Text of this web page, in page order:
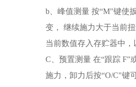
b、峰值测量 按“M"键使
变， 继续施力大于当前
当前数值存入存贮器中，
C、预置测量 在“跟踪 F"
施力，卸力后按“O/C"键